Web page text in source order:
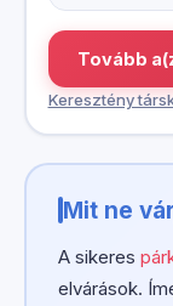
Tovább
Keresztény
Mit ne
A sikeres
elvárások.